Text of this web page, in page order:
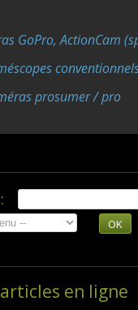
GoPro, ActionCam
prosumer / pro
OK
en ligne